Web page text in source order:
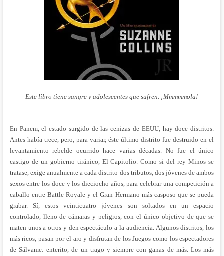
Este libro tiene sangre y adolescentes que sufren. ¡Mmmmmola!
En Panem, el estado surgido de las cenizas de EEUU, hay doce distritos.
Antes había trece, pero, para variar, éste último distrito fue destruido en el
levantamiento rebelde ocurrido hace varias décadas. No fue el único
castigo de un gobierno tiránico, El Capitolio. Como si del rey Minos se
tratase, exige anualmente a cada distrito dos tributos, dos jóvenes de ambos
sexos entre los doce y los dieciocho años, para celebrar una competición a
caballo entre Battle Royale y el Gran Hermano más casposo que se pueda
grabar. Sí, estos veinticuatro jóvenes son soltados en un espacio
controlado, lleno de cámaras y peligros, con el único objetivo de que se
maten unos a otros y den espectáculo a la audiencia. Algunos distritos, los
más ricos, pasan por el aro y disfrutan de los Juegos como los espectadores
de Sálvame: enterito, de un trago y siempre con ganas de más. Los más